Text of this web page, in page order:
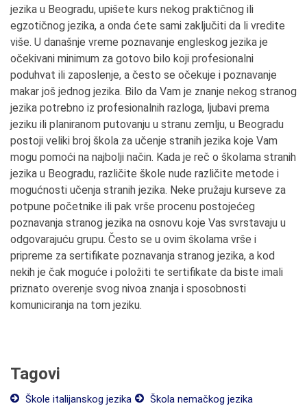
jezika u Beogradu, upišete kurs nekog praktičnog ili
egzotičnog jezika, a onda ćete sami zaključiti da li vredite
više. U današnje vreme poznavanje engleskog jezika je
očekivani minimum za gotovo bilo koji profesionalni
poduhvat ili zaposlenje, a često se očekuje i poznavanje
makar još jednog jezika. Bilo da Vam je znanje nekog stranog
jezika potrebno iz profesionalnih razloga, ljubavi prema
jeziku ili planiranom putovanju u stranu zemlju, u Beogradu
postoji veliki broj škola za učenje stranih jezika koje Vam
mogu pomoći na najbolji način. Kada je reč o školama stranih
jezika u Beogradu, različite škole nude različite metode i
mogućnosti učenja stranih jezika. Neke pružaju kurseve za
potpune početnike ili pak vrše procenu postojećeg
poznavanja stranog jezika na osnovu koje Vas svrstavaju u
odgovarajuću grupu. Često se u ovim školama vrše i
pripreme za sertifikate poznavanja stranog jezika, a kod
nekih je čak moguće i položiti te sertifikate da biste imali
priznato overenje svog nivoa znanja i sposobnosti
komuniciranja na tom jeziku.
Tagovi
Škole italijanskog jezika
Škola nemačkog jezika